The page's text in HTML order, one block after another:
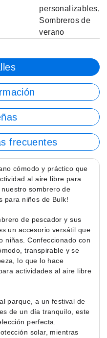
personalizables,
Sombreros de
verano
frecuentes
cómodo y práctico que
al aire libre para
sombrero de
para niños de Bulk!
de pescador y sus
un accesorio versátil que
niñas. Confeccionado con
transpirable y se
lo que lo hace
actividades al aire libre
parque, a un festival de
de un día tranquilo, este
perfecta.
solar, mientras